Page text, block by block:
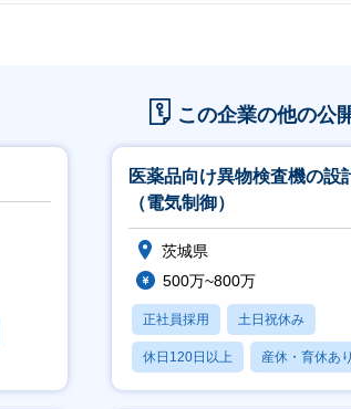
この企業の他の公
医薬品向け異物検査機の設
（電気制御）
茨城県
500万~800万
正社員採用 土日祝休み
休日120日以上 産休・育休あり
月残業20時間以内